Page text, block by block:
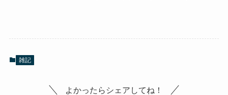
雑記
よかったらシェアしてね！